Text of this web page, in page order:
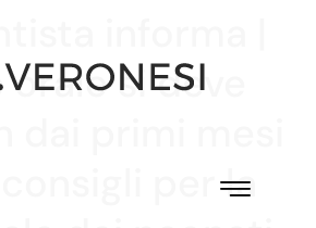
orale si deve
consigli per la